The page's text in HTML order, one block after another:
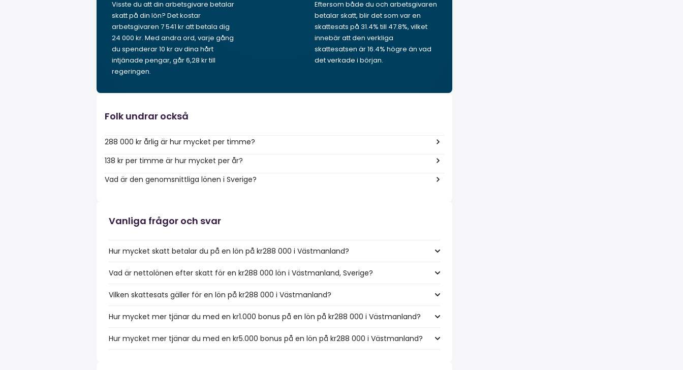
Visste du att din arbetsgivare betalar
skatt på din lön? Det kostar
arbetsgivaren 7 541 kr att betala dig
24 000 kr. Med andra ord, varje gång
du spenderar 10 kr av dina hårt
intjänade pengar, går 6,28 kr till
regeringen.
Eftersom både du och arbetsgivaren
betalar skatt, blir det som var en
skattesats på 31.4% till 47.8%, vilket
innebär att den verkliga
skattesatsen är 16.4% högre än vad
det verkade i början.
Folk undrar också
288 000 kr årlig är hur mycket per timme?
138 kr per timme är hur mycket per år?
Vad är den genomsnittliga lönen i Sverige?
Vanliga frågor och svar
Hur mycket skatt betalar du på en lön på kr288 000 i Västmanland?
Vad är nettolönen efter skatt för en kr288 000 lön i Västmanland, Sverige?
Vilken skattesats gäller för en lön på kr288 000 i Västmanland?
Hur mycket mer tjänar du med en kr1.000 bonus på en lön på kr288 000 i Västmanland?
Hur mycket mer tjänar du med en kr5.000 bonus på en lön på kr288 000 i Västmanland?